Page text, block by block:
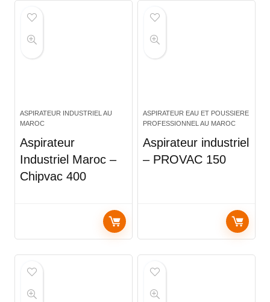
ASPIRATEUR INDUSTRIEL AU
MAROC
Aspirateur
Industriel Maroc –
Chipvac 400
ASPIRATEUR EAU ET POUSSIERE
PROFESSIONNEL AU MAROC
Aspirateur industriel
– PROVAC 150